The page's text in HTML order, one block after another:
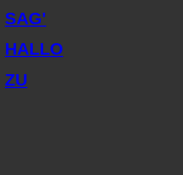
SAG'
HALLO
ZU